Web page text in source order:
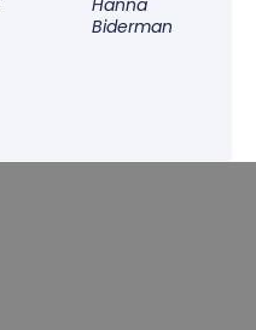
Biderman